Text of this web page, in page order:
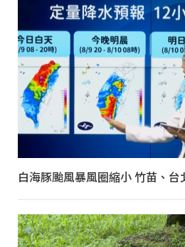
白海豚颱風暴風圈縮小 竹苗、台